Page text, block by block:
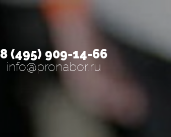
8 (495) 909-14-66
info@pronabor.ru